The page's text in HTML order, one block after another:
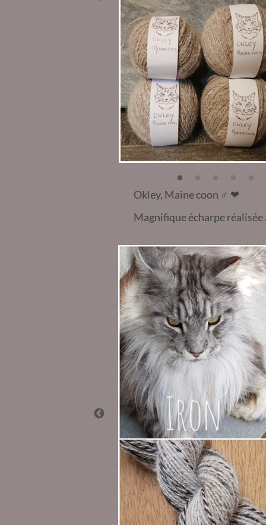
Okley, Maine coon ♂️ ❤
Magnifique écharpe